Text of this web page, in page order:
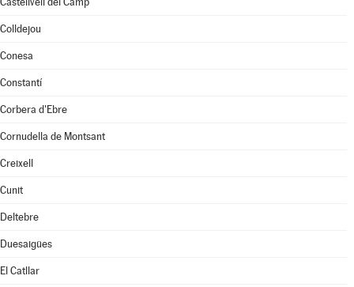
Colldejou
Conesa
Constantí
Corbera d'Ebre
Cornudella de Montsant
Creixell
Cunit
Deltebre
Duesaigües
El Catllar